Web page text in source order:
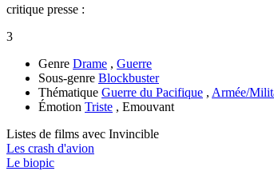
critique presse :
3
Genre Drame , Guerre
Sous-genre Blockbuster
Thématique Guerre du Pacifique , Armée/
Émotion Triste , Emouvant
Listes de films avec Invincible
Les crash d'avion
Le biopic